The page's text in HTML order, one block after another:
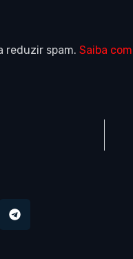
reduzir spam.Saiba